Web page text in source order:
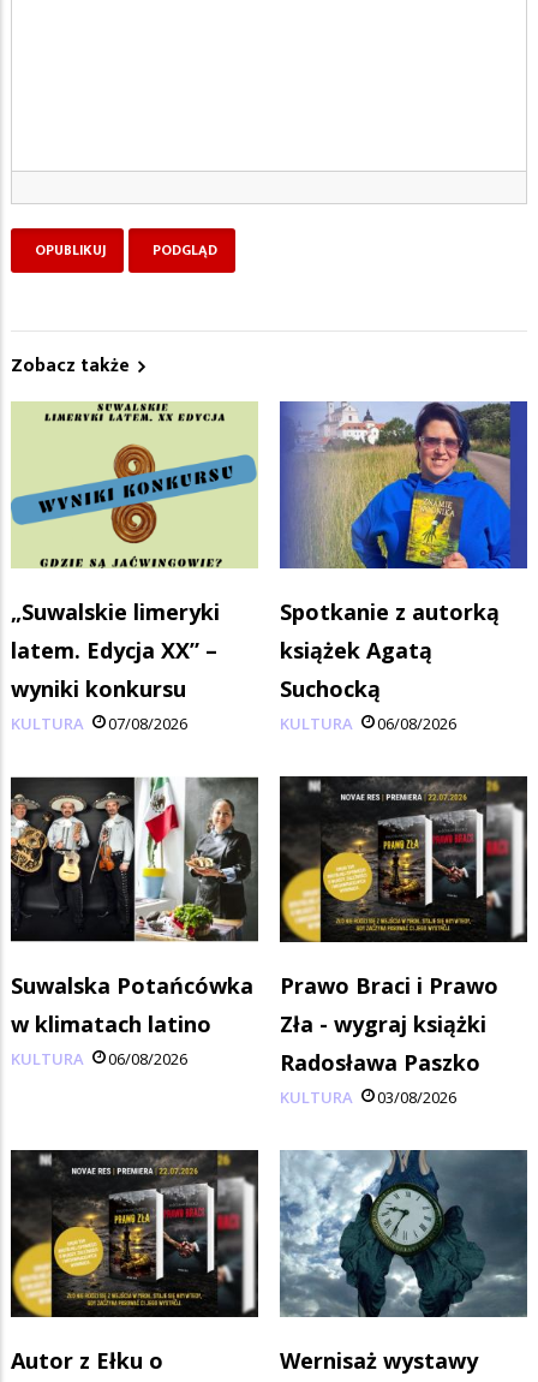
Zobacz także
„Suwalskie limeryki
latem. Edycja XX” –
wyniki konkursu
KULTURA 07/08/2026
Spotkanie z autorką
książek Agatą
Suchocką
KULTURA 06/08/2026
Suwalska Potańcówka
w klimatach latino
KULTURA 06/08/2026
Prawo Braci i Prawo
Zła - wygraj książki
Radosława Paszko
KULTURA 03/08/2026
Autor z Ełku o
Wernisaż wystawy